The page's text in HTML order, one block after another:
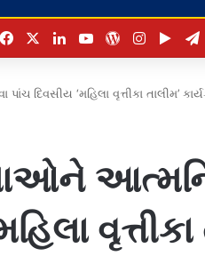
FacebookLinkedInYouTubeWordPress
Instagram
દિવસીય ‘મહિલા વૃત્તીકા તાલીમ’
વૃત્તીકા